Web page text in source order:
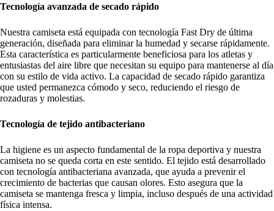
Tecnología avanzada de secado rápido
Nuestra camiseta está equipada con tecnología Fast Dry de última
generación, diseñada para eliminar la humedad y secarse rápidamente.
Esta característica es particularmente beneficiosa para los atletas y
entusiastas del aire libre que necesitan su equipo para mantenerse al día
con su estilo de vida activo. La capacidad de secado rápido garantiza
que usted permanezca cómodo y seco, reduciendo el riesgo de
rozaduras y molestias.
Tecnología de tejido antibacteriano
La higiene es un aspecto fundamental de la ropa deportiva y nuestra
camiseta no se queda corta en este sentido. El tejido está desarrollado
con tecnología antibacteriana avanzada, que ayuda a prevenir el
crecimiento de bacterias que causan olores. Esto asegura que la
camiseta se mantenga fresca y limpia, incluso después de una actividad
física intensa.